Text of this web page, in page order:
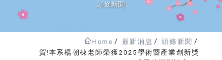
頭條新聞
Home 最新消息
頭條新聞
賀!本系楊朝棟老師榮獲2025學術暨產業創新獎